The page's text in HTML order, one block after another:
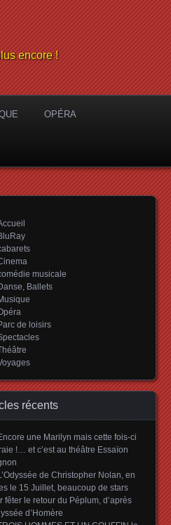
encore !
OPÉRA
musicale
Ballets
de loisirs
récents
une Marilyn mais cette fois-ci
!… et c’est au théâtre Essaïon
de Christopher Nolan, en
le 15 Juillet, beaucoup de stars
fêter le retour du Péplum, d’après
d’Homère